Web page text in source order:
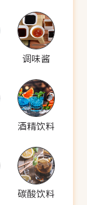
调味酱
酒精饮料
碳酸饮料